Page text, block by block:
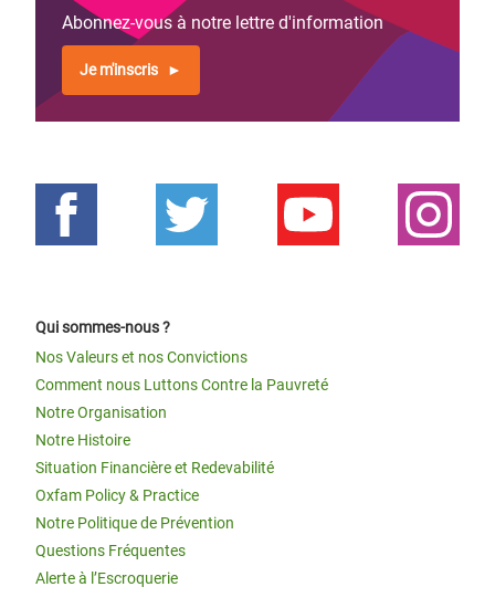
Abonnez-vous à notre lettre d'information
Je m'inscris
Qui sommes-nous ?
Nos Valeurs et nos Convictions
Comment nous Luttons Contre la Pauvreté
Notre Organisation
Notre Histoire
Situation Financière et Redevabilité
Oxfam Policy & Practice
Notre Politique de Prévention
Questions Fréquentes
Alerte à l’Escroquerie